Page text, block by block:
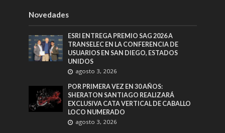
Novedades
ESRI ENTREGA PREMIO SAG 2026 A
TRANSELEC EN LA CONFERENCIA DE
USUARIOS EN SAN DIEGO, ESTADOS
UNIDOS
agosto 3, 2026
POR PRIMERA VEZ EN 30 AÑOS:
SHERATON SANTIAGO REALIZARÁ
EXCLUSIVA CATA VERTICAL DE CABALLO
LOCO NUMERADO
agosto 3, 2026